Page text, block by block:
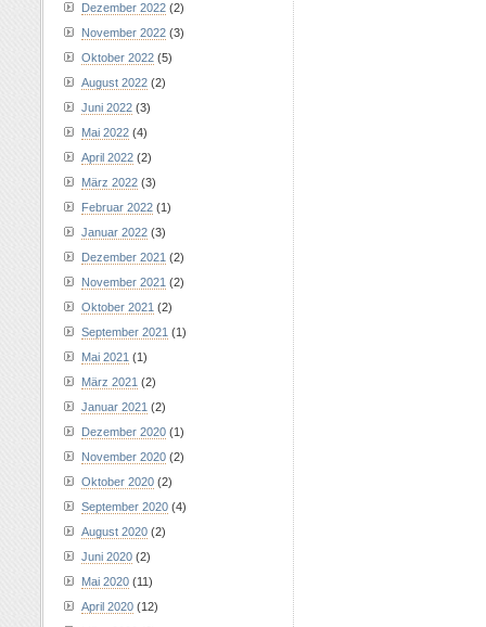
Dezember 2022 (2)
November 2022 (3)
Oktober 2022 (5)
August 2022 (2)
Juni 2022 (3)
Mai 2022 (4)
April 2022 (2)
März 2022 (3)
Februar 2022 (1)
Januar 2022 (3)
Dezember 2021 (2)
November 2021 (2)
Oktober 2021 (2)
September 2021 (1)
Mai 2021 (1)
März 2021 (2)
Januar 2021 (2)
Dezember 2020 (1)
November 2020 (2)
Oktober 2020 (2)
September 2020 (4)
August 2020 (2)
Juni 2020 (2)
Mai 2020 (11)
April 2020 (12)